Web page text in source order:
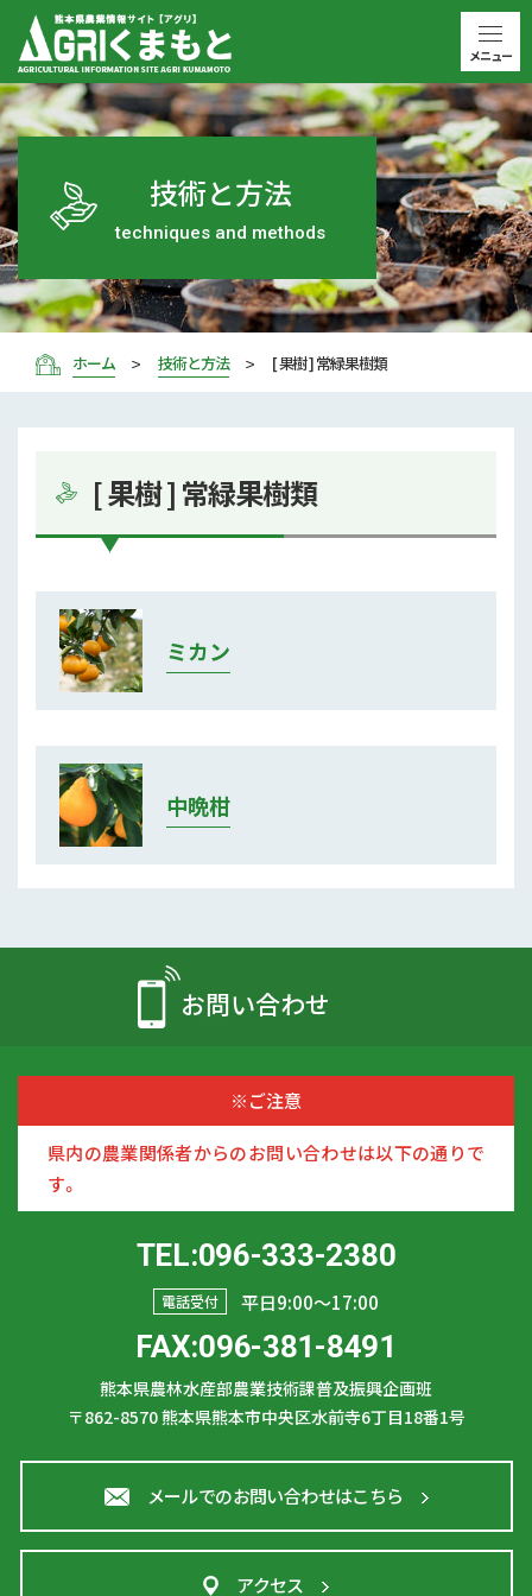
技術と方法
techniques and methods
ホーム 技術と方法 [ 果樹 ] 常緑果樹類
[ 果樹 ] 常緑果樹類
ミカン
中晩柑
お問い合わせ
※ご注意
県内の農業関係者からのお問い合わせは以下の通りで
す。
TEL:096-333-2380
電話受付 平日9:00〜17:00
FAX:096-381-8491
熊本県農林水産部農業技術課普及振興企画班
〒862-8570熊本県熊本市中央区水前寺6丁目18番1号
メールでのお問い合わせはこちら
アクセス
メニュー